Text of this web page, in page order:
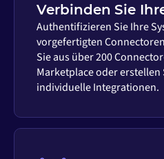
Verbinden Sie
Authentifizieren Sie Ihre
vorgefertigten
Sie aus über 200
Marketplace oder
individuelle Integrationen.